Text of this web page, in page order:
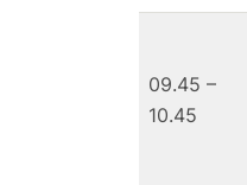
09.45 –
10.45